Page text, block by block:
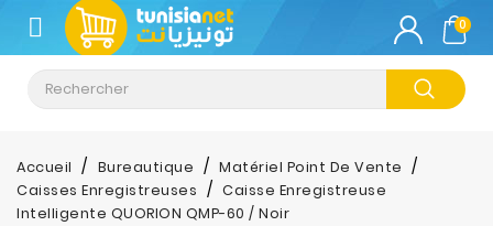
CATÉGORIE
Climatisation
Informatique
Téléphonie
0
Accueil Bureautique
Matériel Point De Vente
Caisses Enregistreuses
Caisse Enregistreuse
Intelligente QUORION QMP-60 / Noir